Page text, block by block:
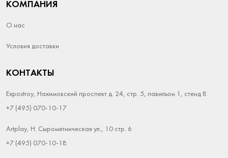
КОМПАНИЯ
О нас
Условия доставки
КОНТАКТЫ
Expostroy, Нахимовский проспект д. 24, стр. 5, павильон 1, стенд 8
+7 (495) 070-10-17
Artplay, Н. Сыромятническая ул., 10 стр. 6
+7 (495) 070-10-18